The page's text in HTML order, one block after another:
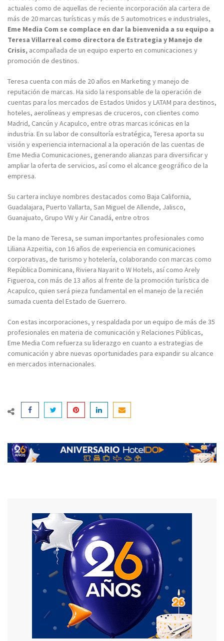
actuales como de aquellas de reciente incorporación ala cartera de
más de 20 marcas turísticas y más de 5 automotrices e industriales,
Eme Media Com se complace en dar la bienvenida a su equipo a
Teresa Villarreal como directora de Estrategia y Manejo de
Crisis, acompañada de un equipo experto en comunicaciones y
promoción de destinos.
Teresa cuenta con más de 20 años en Marketing y manejo de
reputación de marcas. Ha sido la responsable de la operación de
cuentas para los mercados de Estados Unidos y LATAM para destinos,
hoteles, aerolíneas y empresas de cruceros, con clientes como
Madrid, Cancún y Acapulco, entre otras marcas icónicas en la
industria. En su labor de consultoría estratégica, Teresa aporta su
visión y experiencia internacional a la operación de las cuentas de
Eme Media Comunicaciones, generando alianzas para diversificar y
ampliar la oferta de servicios, así como el alcance geográfico de la
empresa.
Su cartera incluye nombres destacados como Baja California,
Guadalajara, Puerto Vallarta, San Miguel de Allende, Jalisco,
Guanajuato, Grupo VW y Air Canadá, entre otros
De la mano de Teresa, se suman importantes profesionales como
Liliana Azpeitia, con 16 años de experiencia en comunicaciones
corporativas, de turismo y hotelería, colaborando con marcas como
República Dominicana, Riviera Nayarit o W Hotels, así como Arely
Figueroa, con más de 13 años al frente de la promoción turística de
Acapulco, quien será pieza fundamental en el manejo de la recién
sumada cuenta del Estado de Guerrero.
Con estas incorporaciones, y respaldada por un equipo de más de 35
profesionales en materia de comunicación y Relaciones Públicas,
Eme Media Com refuerza su liderazgo en cuanto a estrategias de
comunicación y abre nuevas oportunidades para expandir su alcance
en mercados internacionales.